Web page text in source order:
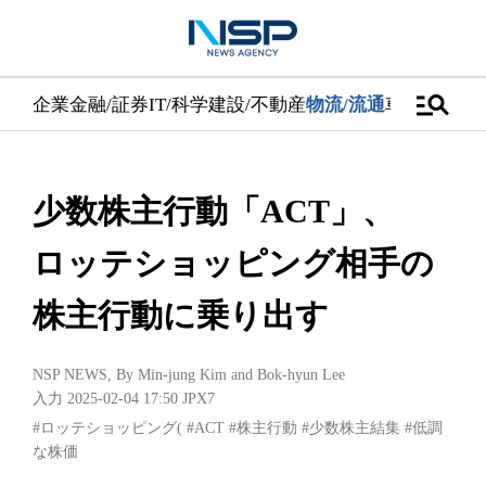
企業金融/証券IT/科学建設/不動産物流/流通車 医学/健康
manage_search
少数株主行動「ACT」、
ロッテショッピング相手の
株主行動に乗り出す
NSP NEWS, By Min-jung Kim and Bok-hyun Lee
入力 2025-02-04 17:50 JPX7
#ロッテショッピング( #ACT #株主行動 #少数株主結集 #低調
な株価